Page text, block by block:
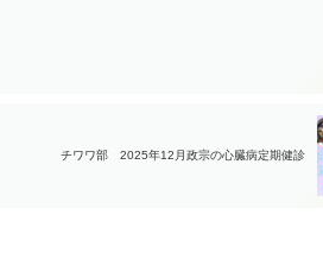
チワワ部 2025年12月政宗の心臓病定期健診